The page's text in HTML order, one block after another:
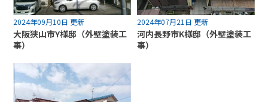
2024年09月10日 更新
大阪狭山市Y様邸（外壁塗装工
事）
2024年07月21日 更新
河内長野市K様邸（外壁塗装工
事）